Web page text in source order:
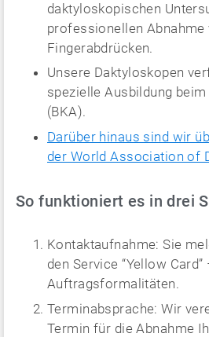
daktyloskopischen
professionellen Abnahme
Fingerabdrücken.
Unsere Daktyloskopen
spezielle Ausbildung
(BKA).
Darüber hinaus sind wir
der World Association of
So funktioniert es in drei
Kontaktaufnahme: Sie
den Service “Yellow
Auftragsformalitäten.
Terminabsprache: Wir
Termin für die Abnahme